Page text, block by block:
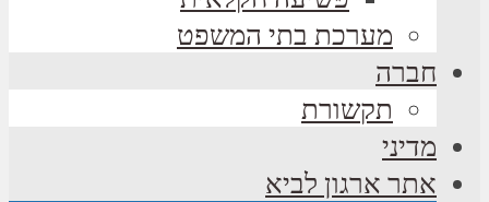
מערכת בתי המשפט
חברה
תקשורת
מדיני
אתר ארגון לביא